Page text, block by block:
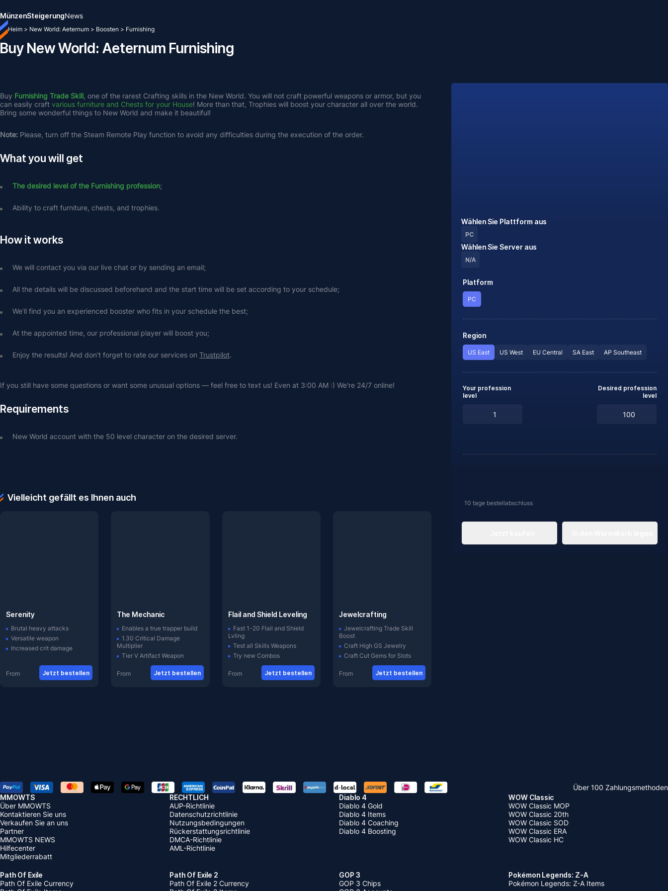
MünzenSteigerungNews
Heim > New World: Aeternum > Boosten > Furnishing
Buy New World: Aeternum Furnishing
Buy Furnishing Trade Skill, one of the rarest Crafting skills in the New World. You will not craft powerful weapons or armor, but you
can easily craft various furniture and Chests for your House! More than that, Trophies will boost your character all over the world.
Bring some wonderful things to New World and make it beautiful!
Note: Please, turn off the Steam Remote Play function to avoid any difficulties during the execution of the order.
What you will get
The desired level of the Furnishing profession;
Ability to craft furniture, chests, and trophies.
How it works
We will contact you via our live chat or by sending an email;
All the details will be discussed beforehand and the start time will be set according to your schedule;
We’ll find you an experienced booster who fits in your schedule the best;
At the appointed time, our professional player will boost you;
Enjoy the results! And don’t forget to rate our services on Trustpilot.
If you still have some questions or want some unusual options — feel free to text us! Even at 3:00 AM :) We're 24/7 online!
Requirements
New World account with the 50 level character on the desired server.
Vielleicht gefällt es Ihnen auch
Serenity
Brutal heavy attacks
Versatile weapon
Increased crit damage
From Jetzt bestellen
The Mechanic
Enables a true trapper build
1.30 Critical Damage
Multiplier
Tier V Artifact Weapon
From Jetzt bestellen
Flail and Shield Leveling
Fast 1-20 Flail and Shield
Lvling
Test all Skills Weapons
Try new Combos
From Jetzt bestellen
Jewelcrafting
Jewelcrafting Trade Skill
Boost
Craft High GS Jewelry
Craft Cut Gems for Slots
From Jetzt bestellen
Wählen Sie Plattform aus
PC
Wählen Sie Server aus
N/A
Platform
PC
Region
US East US West EU Central SA East AP Southeast
Your profession
level
Desired profession
level
10 tage bestellabschluss
Über 100 Zahlungsmethoden
MMOWTS
Über MMOWTS
Kontaktieren Sie uns
Verkaufen Sie an uns
Partner
MMOWTS NEWS
Hilfecenter
Mitgliederrabatt
RECHTLICH
AUP-Richtlinie
Datenschutzrichtlinie
Nutzungsbedingungen
Rückerstattungsrichtlinie
DMCA-Richtlinie
AML-Richtlinie
Diablo 4
Diablo 4 Gold
Diablo 4 Items
Diablo 4 Coaching
Diablo 4 Boosting
WOW Classic
WOW Classic MOP
WOW Classic 20th
WOW Classic SOD
WOW Classic ERA
WOW Classic HC
Path Of Exile
Path Of Exile Currency
Path Of Exile 2
Path Of Exile 2 Currency
GOP 3
GOP 3 Chips
Pokémon Legends: Z-A
Pokémon Legends: Z-A Items